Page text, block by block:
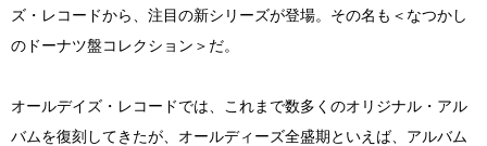
ズ・レコードから、注目の新シリーズが登場。その名も＜なつかし
のドーナツ盤コレクション＞だ。
オールデイズ・レコードでは、これまで数多くのオリジナル・アル
バムを復刻してきたが、オールディーズ全盛期といえば、アルバム